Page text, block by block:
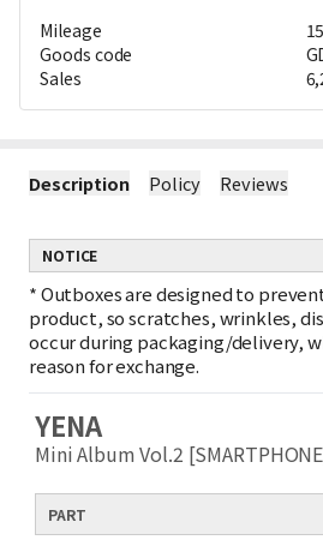
Mileage
15
Goods code
Sales
Description Policy Reviews
NOTICE
*Outboxes are designed to
product, so scratches, wrinkles,
occur during packaging/delivery,
reason for exchange.
YENA
Mini Album Vol.2
PART